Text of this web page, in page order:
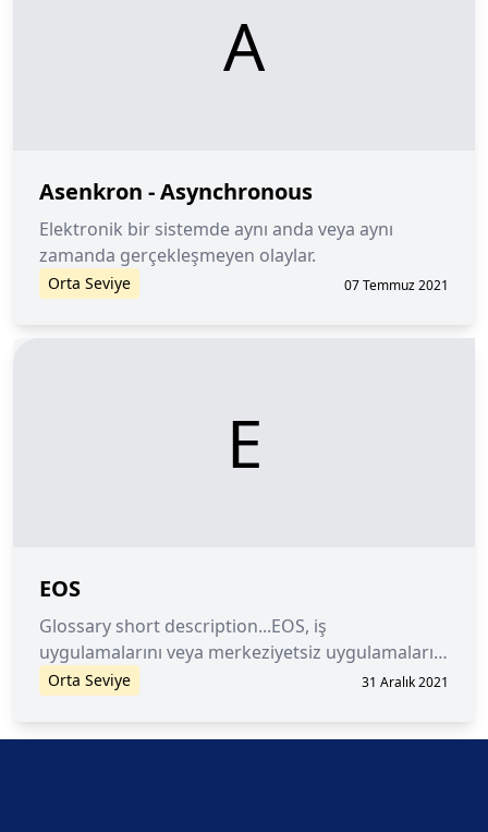
A
Asenkron - Asynchronous
Elektronik bir sistemde aynı anda veya aynı
zamanda gerçekleşmeyen olaylar.
Orta Seviye 07 Temmuz 2021
E
EOS
Glossary short description...EOS, iş
uygulamalarını veya merkeziyetsiz uygulamaları
(dApp) geliştirmek, barındırmak ve çalıştırmak
bir platformdur.
Orta Seviye 31 Aralık 2021